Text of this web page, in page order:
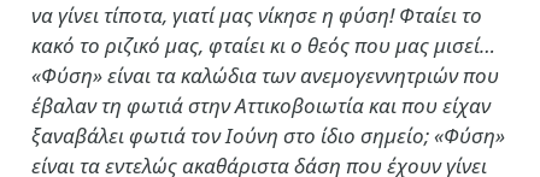
να γίνει τίποτα, γιατί μας νίκησε η φύση! Φταίει το
κακό το ριζικό μας, φταίει κι ο θεός που μας μισεί…
«Φύση» είναι τα καλώδια των ανεμογεννητριών που
έβαλαν τη φωτιά στην Αττικοβοιωτία και που είχαν
ξαναβάλει φωτιά τον Ιούνη στο ίδιο σημείο; «Φύση»
είναι τα εντελώς ακαθάριστα δάση που έχουν γίνει